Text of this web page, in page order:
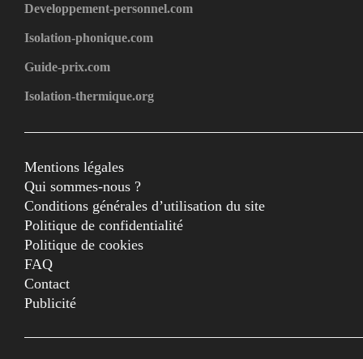
Developpement-personnel.com
Isolation-phonique.com
Guide-prix.com
Isolation-thermique.org
Mentions légales
Qui sommes-nous ?
Conditions générales d’utilisation du site
Politique de confidentialité
Politique de cookies
FAQ
Contact
Publicité